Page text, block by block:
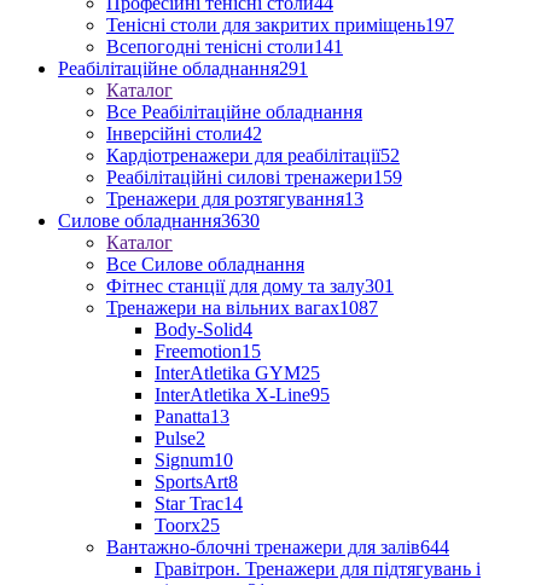
Тенісні столи для закритих приміщень197
Всепогодні тенісні столи141
Реабілітаційне обладнання291
Каталог
Все Реабілітаційне обладнання
Інверсійні столи42
Кардіотренажери для реабілітації52
Реабілітаційні силові тренажери159
Тренажери для розтягування13
Силове обладнання3630
Каталог
Все Силове обладнання
Фітнес станції для дому та залу301
Тренажери на вільних вагах1087
Body-Solid4
Freemotion15
InterAtletika GYM25
InterAtletika X-Line95
Panatta13
Pulse2
Signum10
SportsArt8
Star Trac14
Toorx25
Вантажно-блочні тренажери для залів644
Гравітрон. Тренажери для підтягувань і